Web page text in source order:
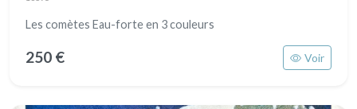
Les comètes Eau-forte en 3 couleurs
250 € Voir